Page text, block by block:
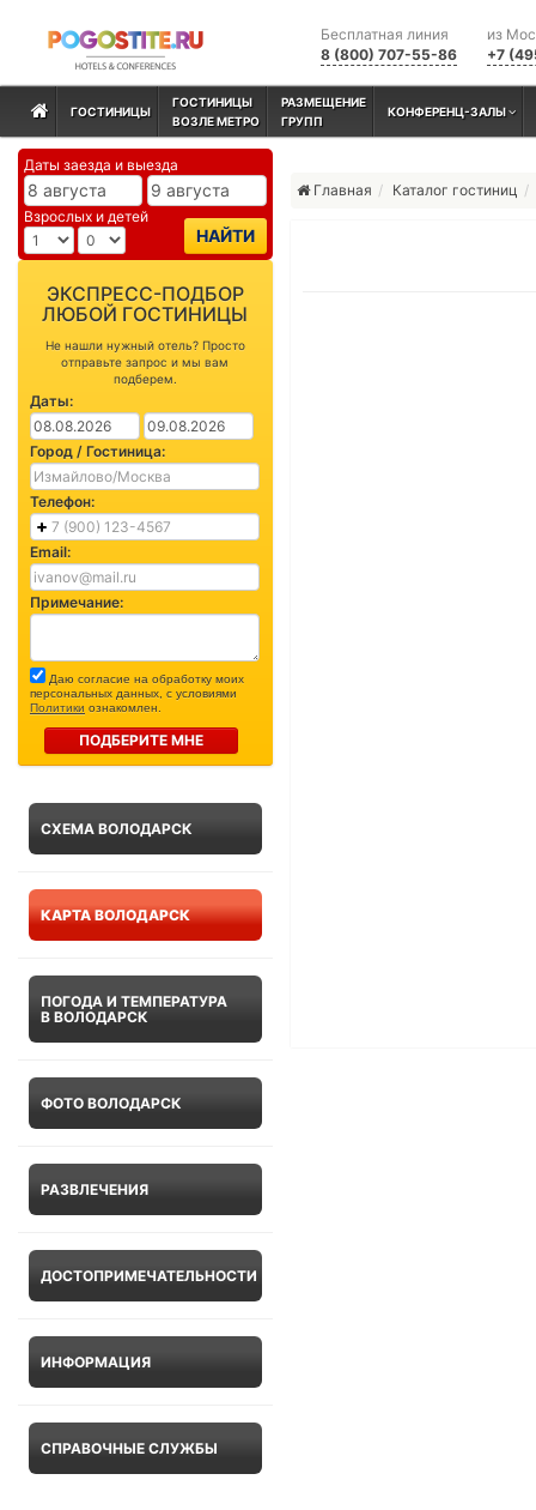
из
+7
Бесплатная линия
8 (800) 707-55-86
ГОСТИНИЦЫ
ГОСТИНИЦЫ
ВОЗЛЕ МЕТРО
РАЗМЕЩЕНИЕ
ГРУПП
КОНФЕРЕНЦ-ЗАЛЫ
Даты заезда и выезда
Взрослых и детей
НАЙТИ
ЭКСПРЕСС-ПОДБОР
ЛЮБОЙ ГОСТИНИЦЫ
Не нашли нужный отель? Просто
отправьте запрос и мы вам
подберем.
Даты:
Город / Гостиница:
Телефон:
Email:
Примечание:
Даю согласие на обработку моих
персональных данных, с условиями
Политики ознакомлен.
ПОДБЕРИТЕ МНЕ
СХЕМА ВОЛОДАРСК
КАРТА ВОЛОДАРСК
ПОГОДА И ТЕМПЕРАТУРА
В ВОЛОДАРСК
ФОТО ВОЛОДАРСК
РАЗВЛЕЧЕНИЯ
ДОСТОПРИМЕЧАТЕЛЬНОСТИ
ИНФОРМАЦИЯ
СПРАВОЧНЫЕ СЛУЖБЫ
Главная Каталог гостиниц